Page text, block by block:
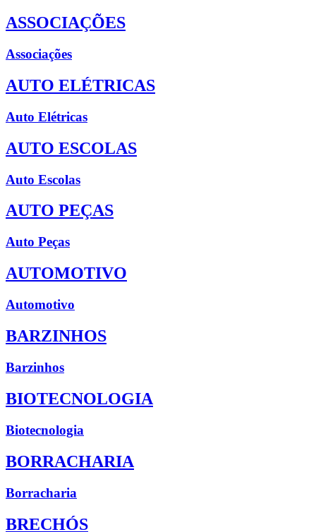
ASSOCIAÇÕES
Associações
AUTO ELÉTRICAS
Auto Elétricas
AUTO ESCOLAS
Auto Escolas
AUTO PEÇAS
Auto Peças
AUTOMOTIVO
Automotivo
BARZINHOS
Barzinhos
BIOTECNOLOGIA
Biotecnologia
BORRACHARIA
Borracharia
BRECHÓS